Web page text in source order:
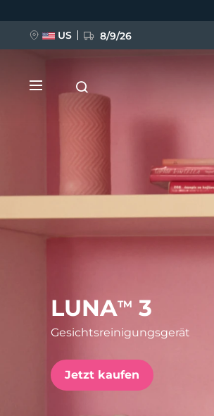
LUNATM 3
Gesichtsreinigungsgerät
Jetzt kaufen
US 8/9/26
BREAKING NEWS
issa™ Teeth Whitening Set